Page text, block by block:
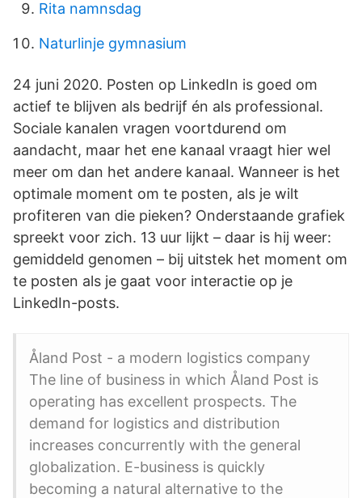
Rita namnsdag
Naturlinje gymnasium
24 juni 2020. Posten op LinkedIn is goed om
actief te blijven als bedrijf én als professional.
Sociale kanalen vragen voortdurend om
aandacht, maar het ene kanaal vraagt hier wel
meer om dan het andere kanaal. Wanneer is het
optimale moment om te posten, als je wilt
profiteren van die pieken? Onderstaande grafiek
spreekt voor zich. 13 uur lijkt – daar is hij weer:
gemiddeld genomen – bij uitstek het moment om
te posten als je gaat voor interactie op je
LinkedIn-posts.
Åland Post - a modern logistics company
The line of business in which Åland Post is
operating has excellent prospects. The
demand for logistics and distribution
increases concurrently with the general
globalization. E-business is quickly
becoming a natural alternative to the